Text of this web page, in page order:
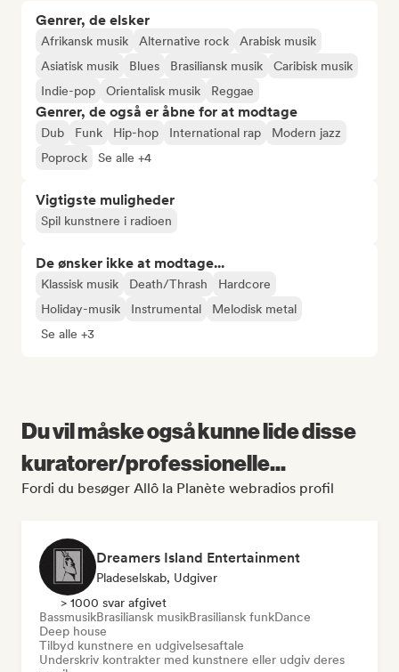
Genrer, de elsker
Afrikansk musik Alternative rock
Arabisk musik
Asiatisk musik
Blues Brasiliansk musik
Caribisk musik
Indie-pop
Orientalisk musik Reggae
Genrer, de også er åbne for at modtage
Dub Funk Hip-hop International rap
Modern jazz
Poprock
Se alle +4
Vigtigste muligheder
Spil kunstnere i radioen
De ønsker ikke at modtage...
Klassisk musik Death/Thrash
Hardcore
Holiday-musik
Instrumental
Melodisk metal
Se alle +3
Du vil måske også kunne lide disse
kuratorer/professionelle...
Fordi du besøger Allô la Planète webradios profil
Dreamers Island Entertainment
Pladeselskab, Udgiver
> 1000 svar afgivet
BassmusikBrasiliansk musikBrasiliansk funkDance
Deep house
Tilbyd kunstnere en udgivelsesaftale
Underskriv kontrakter med kunstnere eller udgiv deres